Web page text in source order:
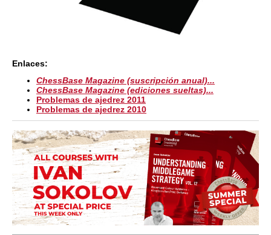
Enlaces:
ChessBase Magazine (suscripción anual)...
ChessBase Magazine (ediciones sueltas)...
Problemas de ajedrez 2011
Problemas de ajedrez 2010